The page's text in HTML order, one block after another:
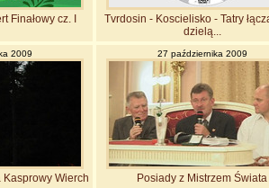
Finałowy cz. I
Tvrdosin - Koscielisko - Tatry
dzielą...
2009
Wierch
27 października 2009
Posiady z Mistrzem Świata